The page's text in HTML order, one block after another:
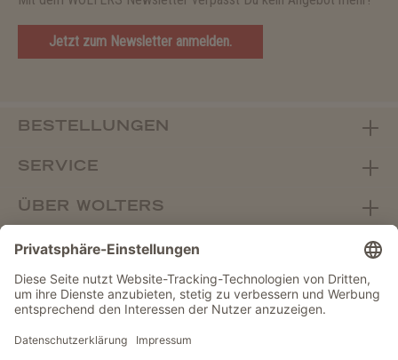
Jetzt zum Newsletter anmelden.
BESTELLUNGEN
SERVICE
ÜBER WOLTERS
FACHHANDEL
Vertrag widerrufen